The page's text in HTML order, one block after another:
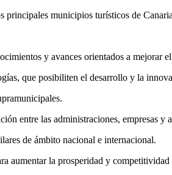
municipios turísticos de
y avances orientados a mejorar
que posibiliten el desarrollo y la
entre las administraciones, empresas y
de ámbito nacional e internacional.
aumentar la prosperidad y competitividad